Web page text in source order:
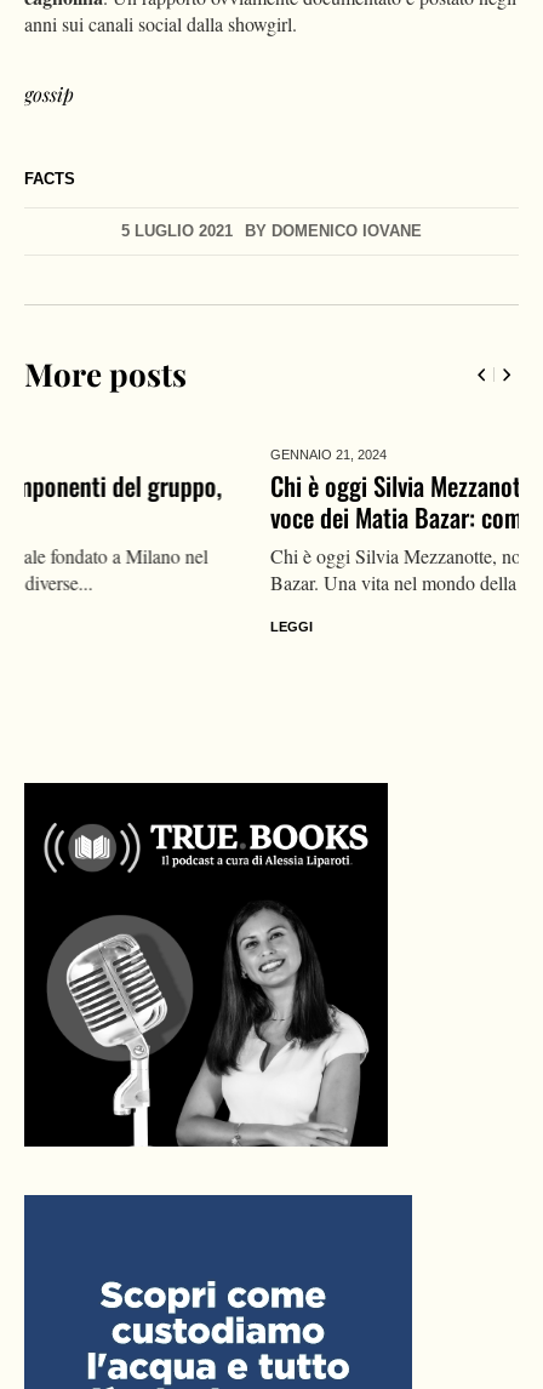
FACTS
5 LUGLIO 2021 BY DOMENICO IOVANE
anni sui canali social dalla showgirl.
gossip
More posts
Chi è oggi Silvia Mezzanotte, vita privata dell’ex
voce dei Matia Bazar: compagno, canzoni, malattia
Chi è oggi Silvia Mezzanotte, nota cantante ed ex voce dei Matia
Bazar. Una vita nel mondo della musica, si...